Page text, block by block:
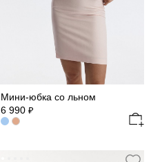
Мини-юбка со льном
6 990 ₽